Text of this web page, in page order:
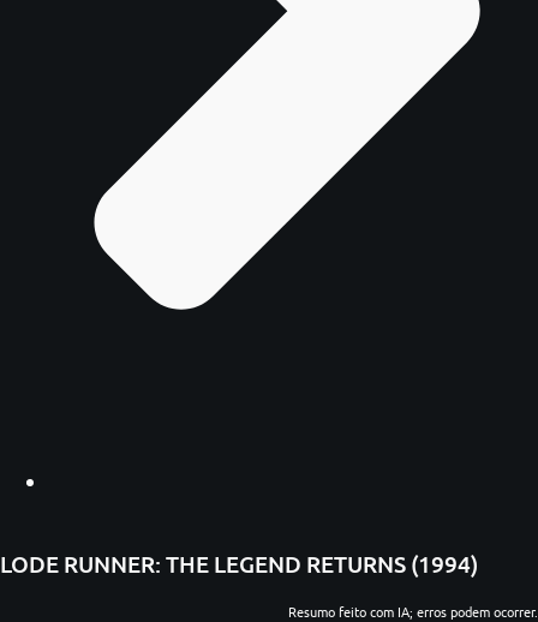
LODE RUNNER: THE LEGEND RETURNS (1994)
Resumo feito com IA; erros podem ocorrer.